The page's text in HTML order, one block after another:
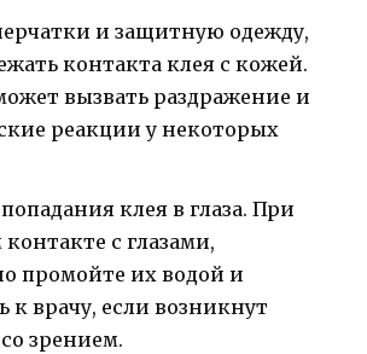
и защитную одежду,
контакта клея с кожей.
вызвать раздражение и
реакции у некоторых
клея в глаза. При
с глазами,
промойте их водой и
к врачу, если возникнут
зрением.